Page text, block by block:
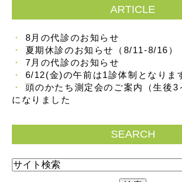
ARTICLE
8月の代診のお知らせ
夏期休診のお知らせ（8/11-8/16）
7月の代診のお知らせ
6/12(金)の午前は1診体制となりま
頭のかたち測定会のご案内（生後
になりました
SEARCH